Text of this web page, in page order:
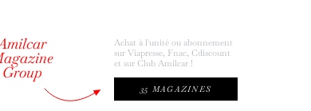
Group
Achat à l'unité ou abonnement
sur Viapresse, Fnac, Cdiscount
et sur Club Amilcar !
35 MAGAZINES